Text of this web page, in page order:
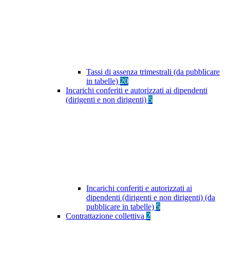
Tassi di assenza trimestrali (da pubblicare
in tabelle) 20
Incarichi conferiti e autorizzati ai dipendenti
(dirigenti e non dirigenti) 5
Incarichi conferiti e autorizzati ai
dipendenti (dirigenti e non dirigenti) (da
pubblicare in tabelle) 5
Contrattazione collettiva 2